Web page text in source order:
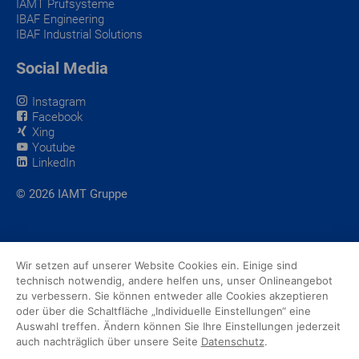
IAMT Prüfsysteme
IBAF Engineering
IBAF Industrial Solutions
Social Media
Instagram
Facebook
Xing
Youtube
LinkedIn
© 2026 IAMT Gruppe
Wir setzen auf unserer Website Cookies ein. Einige sind
technisch notwendig, andere helfen uns, unser Onlineangebot
zu verbessern. Sie können entweder alle Cookies akzeptieren
oder über die Schaltfläche „Individuelle Einstellungen“ eine
Auswahl treffen. Ändern können Sie Ihre Einstellungen jederzeit
auch nachträglich über unsere Seite Datenschutz.